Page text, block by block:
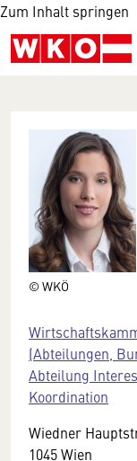
Zum Inhalt springen
© WKÖ
(Abteilungen,
Abteilung
Koordination
Wiedner
1045 Wien